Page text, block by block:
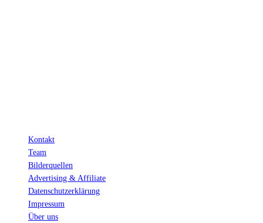
Kontakt
Team
Bilderquellen
Advertising & Affiliate
Datenschutzerklärung
Impressum
Über uns